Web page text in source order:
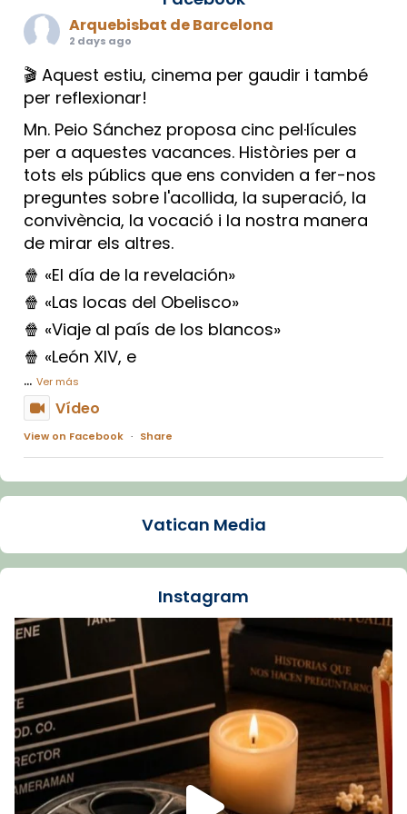
Arquebisbat de Barcelona
2 days ago
🎬 Aquest estiu, cinema per gaudir i també
per reflexionar!
Mn. Peio Sánchez proposa cinc pel·lícules
per a aquestes vacances. Històries per a
tots els públics que ens conviden a fer-nos
preguntes sobre l'acollida, la superació, la
convivència, la vocació i la nostra manera
de mirar els altres.
🍿 «El día de la revelación»
🍿 «Las locas del Obelisco»
🍿 «Viaje al país de los blancos»
🍿 «León XIV, e
... Ver más
Vídeo
View on Facebook · Share
Arquebisbat de Barcelona
La Carmina va patir depressió. Fa gairebé
dos mesos, a l'Estadi Lluís Companys, la
Recupera l'entrevista comp
Vatican
tican News 👇
www.vaticannews.va/es/iglesia/news/2026-
07/carmina-historia-depresion-papa-viaje-
espana-testimoni...
Foto
View on Facebook · Share
Vatican Media
Instagram